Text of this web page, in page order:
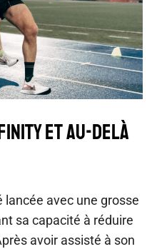
ET AU-DELÀ
lancée avec une grosse
sa capacité à réduire
avoir assisté à son